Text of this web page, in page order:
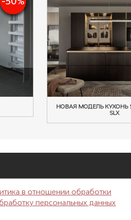
НОВАЯ МОДЕЛЬ КУХОНЬ
SLX
в отношении обработки
персональных данных
г. Москва, Б.